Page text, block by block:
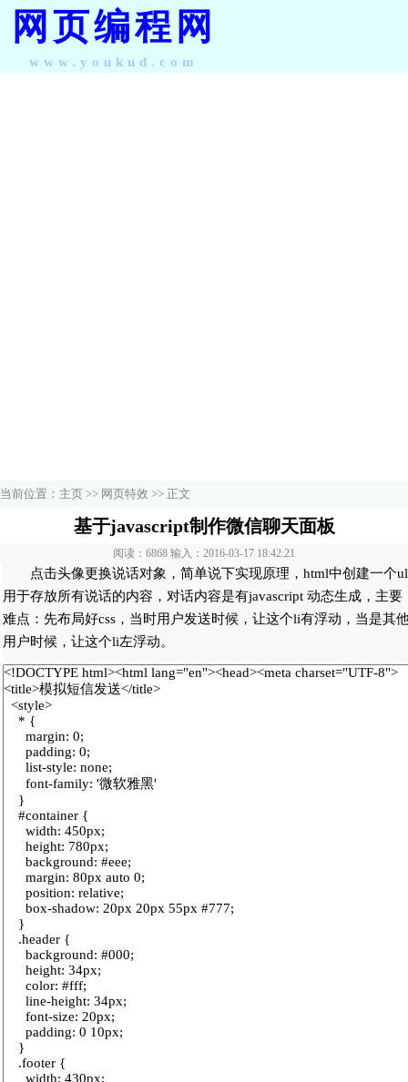
网页编程网
www.youkud.com
当前位置： 主页 >> 网页特效 >> 正文
基于javascript制作微信聊天面板
阅读：6868 输入：2016-03-17 18:42:21
点击头像更换说话对象，简单说下实现原理，html中创建一个ul
用于存放所有说话的内容，对话内容是有javascript 动态生成，主要
难点：先布局好css，当时用户发送时候，让这个li有浮动，当是其
用户时候，让这个li左浮动。